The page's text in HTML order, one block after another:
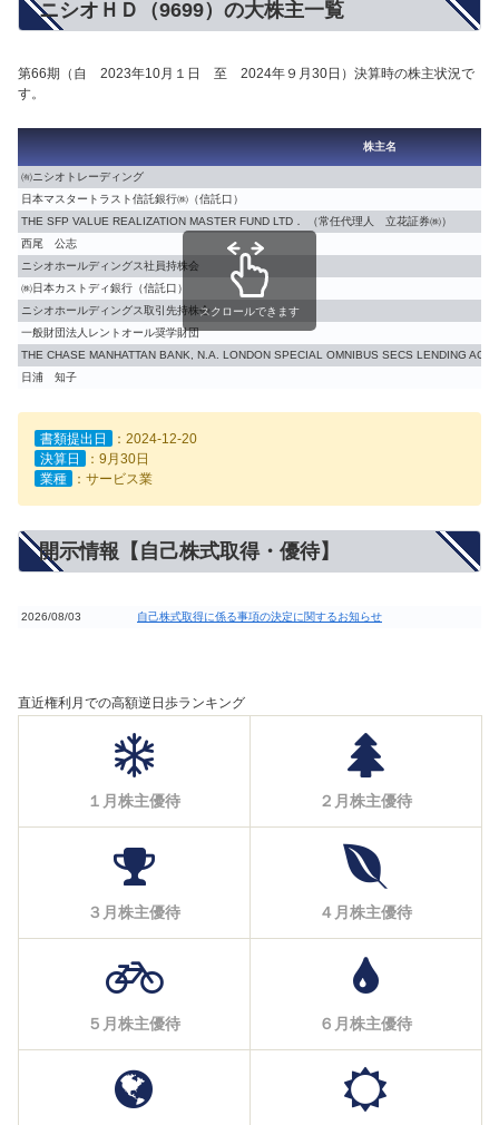
ニシオＨＤ（9699）の大株主一覧
第66期（自 2023年10月１日 至 2024年９月30日）決算時の株主状況で
す。
株主名
㈲ニシオトレーディング
日本マスタートラスト信託銀行㈱（信託口）
THE SFP VALUE REALIZATION MASTER FUND LTD． （常任代理人 立花証券㈱）
西尾 公志
ニシオホールディングス社員持株会
㈱日本カストディ銀行（信託口）
ニシオホールディングス取引先持株会
一般財団法人レントオール奨学財団
THE CHASE MANHATTAN BANK, N.A. LONDON SPECIAL OMNIBUS SECS LENDING
日浦 知子
スクロールできます
書類提出日
：2024-12-20
決算日
：9月30日
業種
：サービス業
開示情報【自己株式取得・優待】
2026/08/03 自己株式取得に係る事項の決定に関するお知らせ
直近権利月での高額逆日歩ランキング
１月株主優待 ２月株主優待
３月株主優待 ４月株主優待
５月株主優待 ６月株主優待